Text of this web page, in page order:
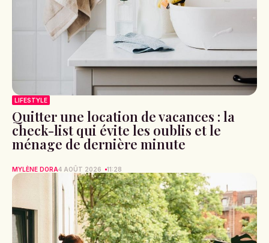
LIFESTYLE
Quitter une location de vacances : la
check-list qui évite les oublis et le
ménage de dernière minute
MYLÈNE DORA4 AOÛT 2026 11:28